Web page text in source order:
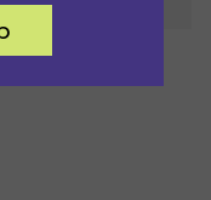
har
for